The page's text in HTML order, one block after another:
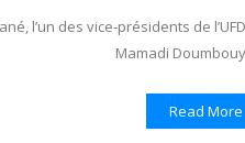
l’un des vice-présidents de
Mamadi
Read More